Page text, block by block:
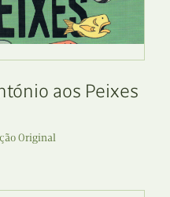
aos Peixes
Original